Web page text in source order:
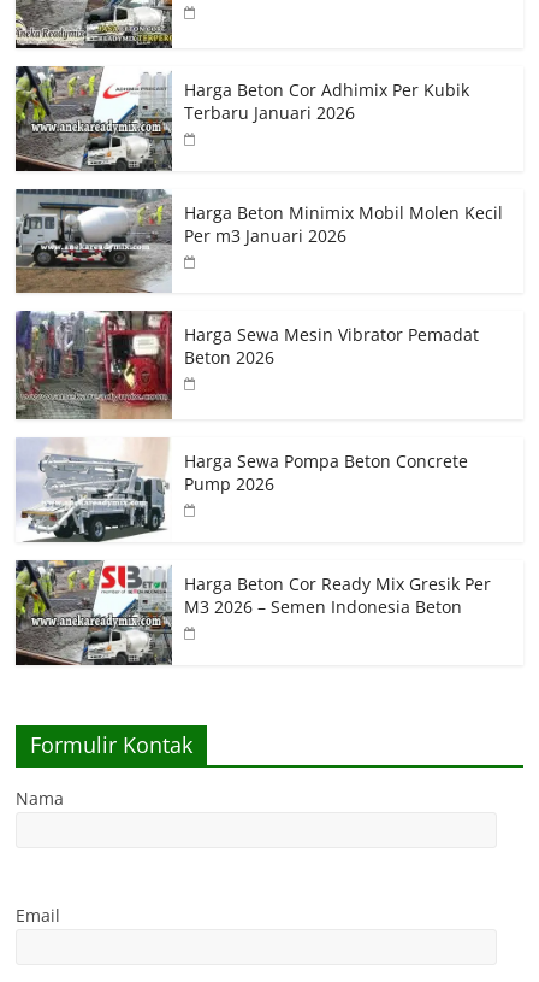
Harga Beton Cor Adhimix Per Kubik
Terbaru Januari 2026
Harga Beton Minimix Mobil Molen Kecil
Per m3 Januari 2026
Harga Sewa Mesin Vibrator Pemadat
Beton 2026
Harga Sewa Pompa Beton Concrete
Pump 2026
Harga Beton Cor Ready Mix Gresik Per
M3 2026 – Semen Indonesia Beton
Formulir Kontak
Nama
Email